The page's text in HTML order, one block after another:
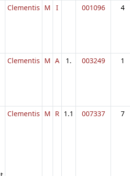
Clementis M I 001096 4
Clementis M A 1. 003249 1
Clementis M R 1.1 007337 7